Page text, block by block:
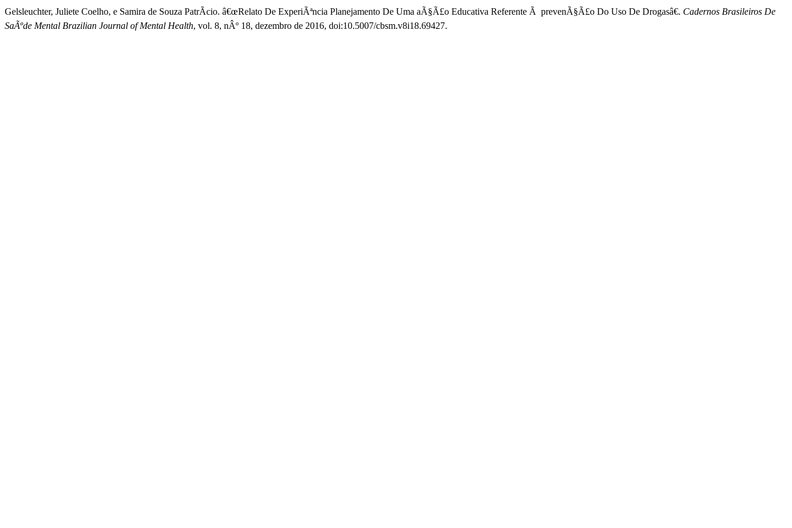
Gelsleuchter, Juliete Coelho, e Samira de Souza PatrÃ­cio. â€œRelato De ExperiÃªncia Planejamento De Uma aÃ§Ã£o Educativa Referente Ã prevenÃ§Ã£o Do Uso De Drogasâ€. Cadernos Brasileiros De
SaÃºde Mental Brazilian Journal of Mental Health, vol. 8, nÂº 18, dezembro de 2016, doi:10.5007/cbsm.v8i18.69427.